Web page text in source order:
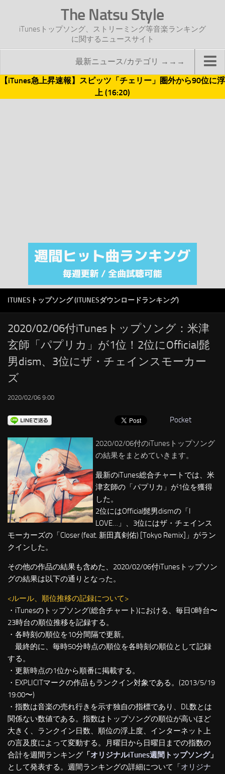
The Natsu Style
iTunesトップソング、ストリーミング等音楽ランキング
に関するニュースサイト
最新ニュース/カテゴリ →→→
TOP
注目カテゴリ
オリジナルiTunes週間トップソング
RSS
LINKS
【iTunes急上昇速報】スピッツ「チェリー」圏外から90位に浮
上 (16:20)
ITUNESトップソング (ITUNESダウンロードランキング)
2020/02/06付iTunesトップソング：米津
玄師「パプリカ」が1位！2位にOfficial髭
男dism、3位にザ・チェインスモーカー
ズ
2020/02/06 9:00
Pocket
2020/02/06付のiTunesトップソング
の結果をまとめていきます。
最新のiTunes総合チャートでは、米
津玄師の「パプリカ」が1位を獲得
した。
2位にはOfficial髭男dismの「I
LOVE…」、3位にはザ・チェインス
モーカーズの「Closer (feat. 新田真剣佑) [Tokyo Remix]」がラン
クインした。
その他の作品の結果も含めた、2020/02/06付iTunesトップソン
グの結果は以下の通りとなった。
<ルール、順位推移の記録について>
・iTunesのトップソング(総合チャート)における、毎日0時台〜
23時台の順位推移を記録する。
・各時刻の順位を10分間隔で更新。
最終的に、毎時50分時点の順位を各時刻の順位として記録
する。
・更新時点の1位から順番に掲載する。
・EXPLICITマークの作品もランクイン対象である。(2013/5/19
19:00〜)
・指数は音楽の売れ行きを示す独自の指標であり、DL数とは
関係ない数値である。指数はトップソングの順位が高いほど
大きく、ランクイン日数、順位の浮上度、インターネット上
の言及度によって変動する。月曜日から日曜日までの指数の
合計を週間ランキング 「オリジナルiTunes週間トップソング」
として発表する。週間ランキングの詳細について「オリジナ